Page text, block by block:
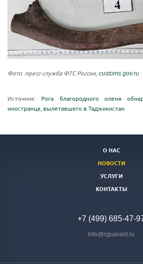
Фото: пресс-служба ФТС России, customs.gov.ru
Источник: Рога благородного оленя
иностранца, вылетавшего в Таджикистан
О НАС
НОВОСТИ
УСЛУГИ
КОНТАКТЫ
+7 (499) 685-47-
info@cguarant.ru